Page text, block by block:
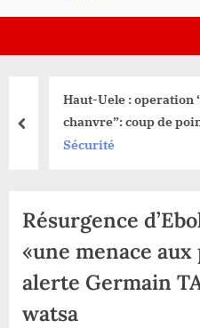
Haut-Uele : operation
chanvre”: coup de poing
Sécurité
prev
Résurgence
«une menace aux
alerte Germain
watsa